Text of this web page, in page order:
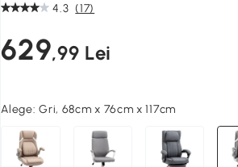
4.3 (17)
629,99 Lei
Alege:Gri, 68cm x 76cm x 117cm